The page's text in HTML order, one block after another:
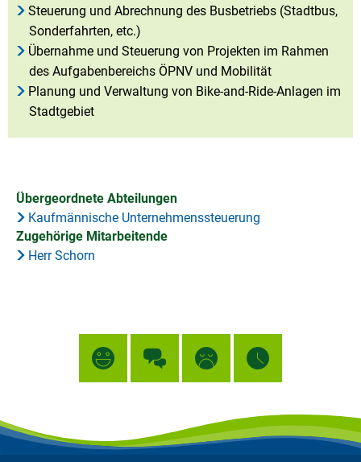
Steuerung und Abrechnung des Busbetriebs (Stadtbus,
Sonderfahrten, etc.)
Übernahme und Steuerung von Projekten im Rahmen
des Aufgabenbereichs ÖPNV und Mobilität
Planung und Verwaltung von Bike-and-Ride-Anlagen im
Stadtgebiet
Übergeordnete Abteilungen
Kaufmännische Unternehmenssteuerung
Zugehörige Mitarbeitende
Herr Schorn